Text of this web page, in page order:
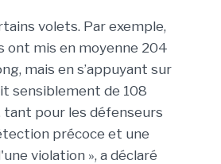
volets. Par exemple,
ont mis en moyenne 204
mais en s’appuyant sur
sensiblement de 108
tant pour les défenseurs
précoce et une
violation », a déclaré